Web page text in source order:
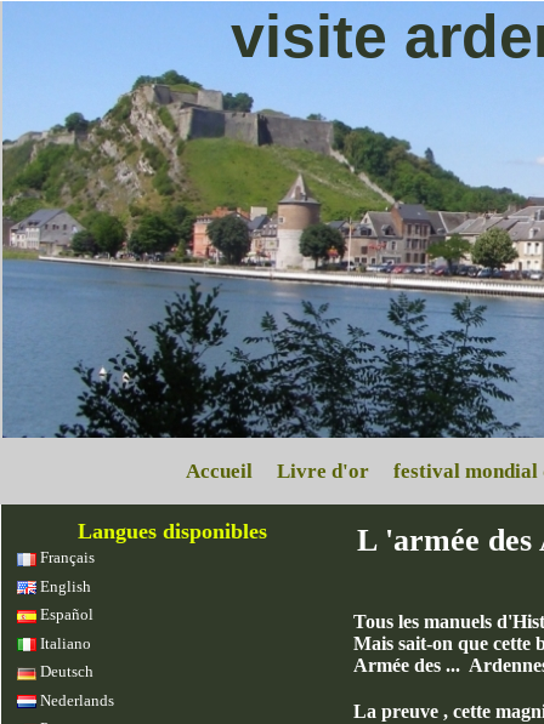
visite
Accueil Livre d'or festival mondial
Langues disponibles
Français
English
Español
Italiano
Deutsch
Nederlands
L 'armée des
Tous les manuels
Mais sait-on que cette
Armée des ...
La preuve , cette